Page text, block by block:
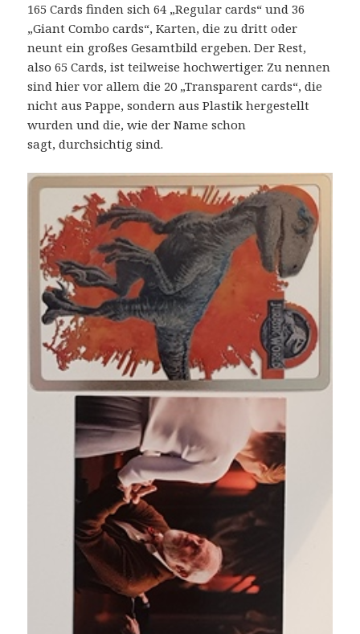
165 Cards finden sich 64 „Regular cards“ und 36
„Giant Combo cards“, Karten, die zu dritt oder
neunt ein großes Gesamtbild ergeben. Der Rest,
also 65 Cards, ist teilweise hochwertiger. Zu nennen
sind hier vor allem die 20 „Transparent cards“, die
nicht aus Pappe, sondern aus Plastik hergestellt
wurden und die, wie der Name schon
sagt, durchsichtig sind.